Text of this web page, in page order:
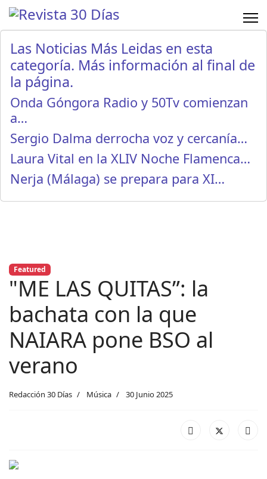
Las Noticias Más Leidas en esta
categoría. Más información al final de
la página.
Onda Góngora Radio y 50Tv comienzan
a…
Sergio Dalma derrocha voz y cercanía…
Laura Vital en la XLIV Noche Flamenca…
Nerja (Málaga) se prepara para XI…
Featured
"ME LAS QUITAS”: la
bachata con la que
NAIARA pone BSO al
verano
Redacción 30 Días Música 30 Junio 2025